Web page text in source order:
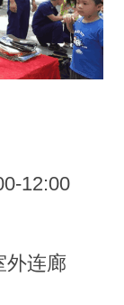
12:00
外连廊